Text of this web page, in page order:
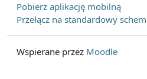
Pobierz aplikację mobilną
Przełącz na standardowy
Wspierane przez Moodle